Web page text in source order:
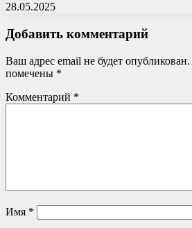
28.05.2025
Добавить комментарий
Ваш адрес email не будет опубликован.
помечены *
Комментарий *
Имя *